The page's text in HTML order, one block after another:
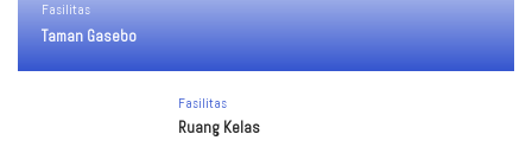
Fasilitas
Taman Gasebo
Fasilitas
Ruang Kelas